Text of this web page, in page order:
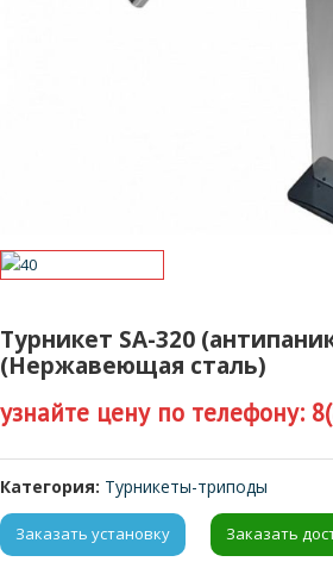
Турникет SA-320
(Нержавеющая сталь)
узнайте цену по телефону:
Категория: Турникеты-триподы
Заказать установку Заказать